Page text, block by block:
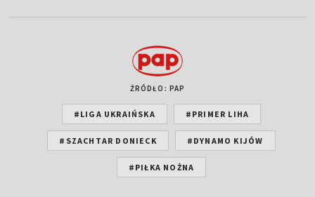
ŹRÓDŁO: PAP
#LIGA UKRAIŃSKA #PRIMER LIHA
#SZACHTAR DONIECK #DYNAMO KIJÓW
#PIŁKA NOŻNA